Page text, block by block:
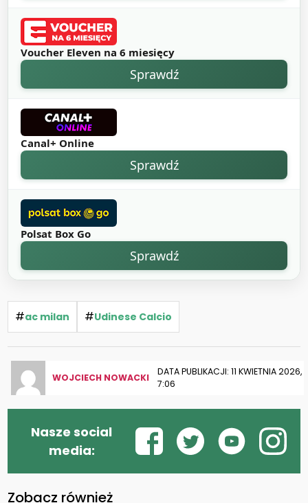
Voucher Eleven na 6 miesięcy
Sprawdź
Canal+ Online
Sprawdź
Polsat Box Go
Sprawdź
#ac milan #Udinese Calcio
WOJCIECH NOWACKI
DATA PUBLIKACJI: 11 KWIETNIA 2026,
7:06
Nasze social
media:
Zobacz również